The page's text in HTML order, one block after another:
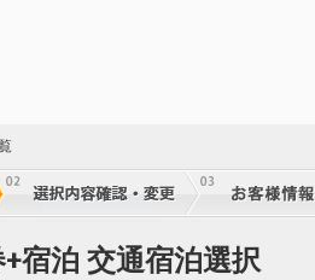
宿泊 交通宿泊選択